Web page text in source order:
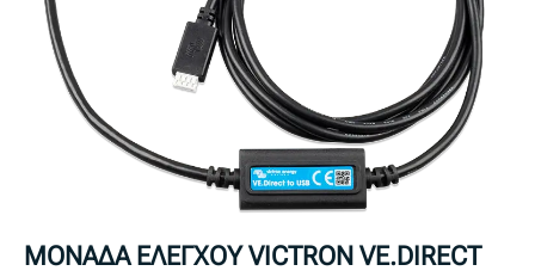
ΜΟΝΑΔΑ ΕΛΕΓΧΟΥ VICTRON VE.DIRECT